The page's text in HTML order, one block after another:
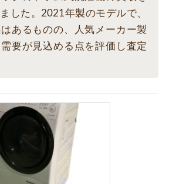
した。2021年製のモデルで、
あるものの、人気メーカー製
要が見込める点を評価し査定